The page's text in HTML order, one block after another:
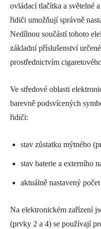
ovládací tlačítka a světelné
řidiči umožňují správně
Nedílnou součástí tohoto
základní příslušenství
prostřednictvím
Ve středové oblasti
barevně podsvícených
řidiči:
stav zůstatku mýtného
stav baterie a externího
aktuálně nastavený
Na elektronickém zařízení
(prvky 2 a 4) se používají